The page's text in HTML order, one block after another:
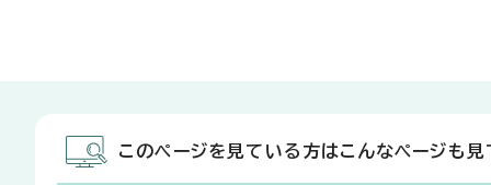
このページを見ている方はこんなページも見